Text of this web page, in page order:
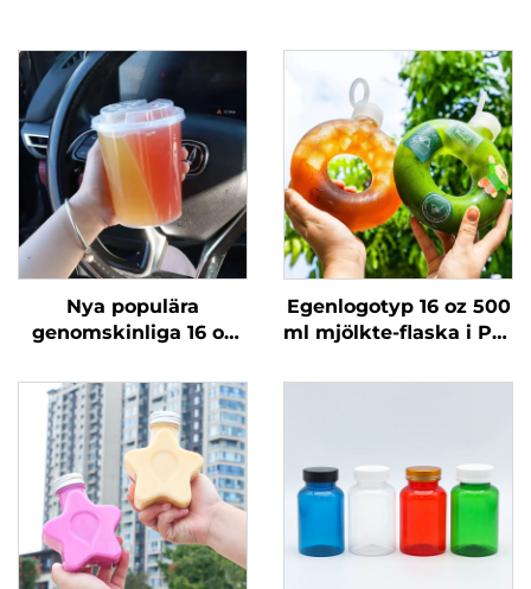
Nya populära
genomskinliga 16 oz
med lock och sugrör,
tvådelade dubbla
boba-muggar
Egenlogotyp 16 oz 500
ml mjölkte-flaska i PP-
hög